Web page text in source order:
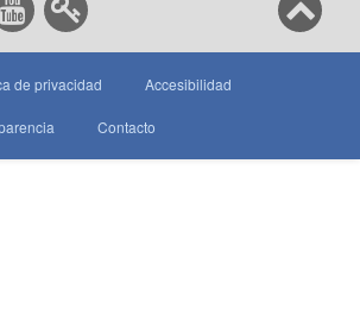
de privacidad Accesibilidad
Contacto